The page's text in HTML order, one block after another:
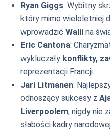
Ryan Giggs: Wybitny
który mimo wieloletniej
wprowadzić Walii na
Eric Cantona:
wykluczały konflikty,
reprezentacji Francji.
Jari Litmanen:
odnoszący sukcesy z
Liverpoolem, nigdy nie
słabości kadry